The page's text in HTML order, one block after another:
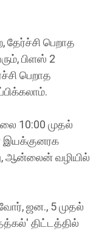
தேர்ச்சி பெறாத
பிளஸ் 2
பெறாத
10:00 முதல்
இயக்குனரக
ஆன்லைன் வழியில்
ஜன., 5 முதல்
திட்டத்தில்